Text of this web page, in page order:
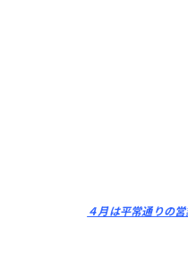
４月は平常通りの